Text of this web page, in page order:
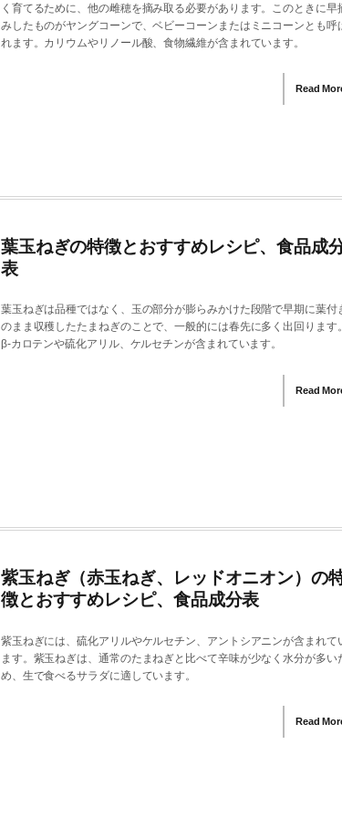
く育てるために、他の雌穂を摘み取る必要があります。このときに早
みしたものがヤングコーンで、ベビーコーンまたはミニコーンとも呼
れます。カリウムやリノール酸、食物繊維が含まれています。
Read
葉玉ねぎの特徴とおすすめレシピ、食品成
表
葉玉ねぎは品種ではなく、玉の部分が膨らみかけた段階で早期に葉付
のまま収穫したたまねぎのことで、一般的には春先に多く出回ります。
β-カロテンや硫化アリル、ケルセチンが含まれています。
Read
紫玉ねぎ（赤玉ねぎ、レッドオニオン）の
徴とおすすめレシピ、食品成分表
紫玉ねぎには、硫化アリルやケルセチン、アントシアニンが含まれて
ます。紫玉ねぎは、通常のたまねぎと比べて辛味が少なく水分が多い
め、生で食べるサラダに適しています。
Read